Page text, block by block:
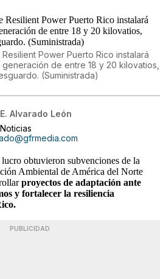
Power Puerto Rico instalará
de entre 18 y 20 kilovatios,
(Suministrada)
Alvarado León
obtuvieron subvenciones de la
Ambiental de América del Norte
proyectos de adaptación ante
y fortalecer la resiliencia
PUBLICIDAD